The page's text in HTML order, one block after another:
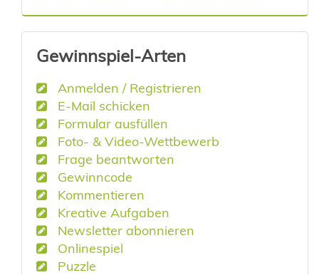
Gewinnspiel-Arten
Anmelden / Registrieren
E-Mail schicken
Formular ausfüllen
Foto- & Video-Wettbewerb
Frage beantworten
Gewinncode
Kommentieren
Kreative Aufgaben
Newsletter abonnieren
Onlinespiel
Puzzle